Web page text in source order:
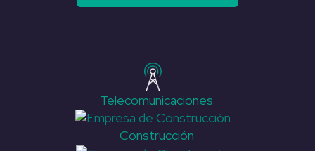
Telecomunicaciones
Construcción